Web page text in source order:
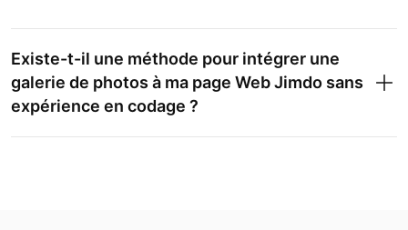
Existe-t-il une méthode pour intégrer une
galerie de photos à ma page Web Jimdo sans
expérience en codage ?